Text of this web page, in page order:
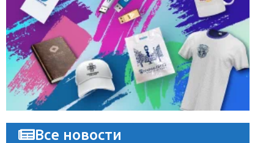
Все новости